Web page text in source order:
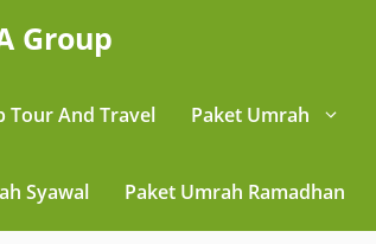
Group
Tour And Travel Paket Umrah
Syawal Paket Umrah Ramadhan